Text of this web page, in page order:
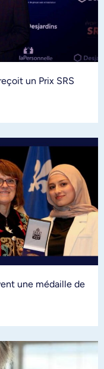
un Prix SRS
une médaille de